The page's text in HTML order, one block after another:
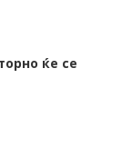
ќе се